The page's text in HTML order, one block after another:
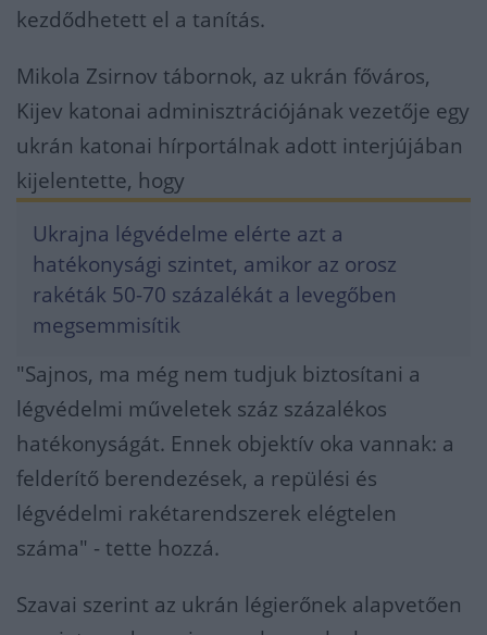
kezdődhetett el a tanítás.
Mikola Zsirnov tábornok, az ukrán főváros,
Kijev katonai adminisztrációjának vezetője egy
ukrán katonai hírportálnak adott interjújában
kijelentette, hogy
Ukrajna légvédelme elérte azt a
hatékonysági szintet, amikor az orosz
rakéták 50-70 százalékát a levegőben
megsemmisítik
"Sajnos, ma még nem tudjuk biztosítani a
légvédelmi műveletek száz százalékos
hatékonyságát. Ennek objektív oka vannak: a
felderítő berendezések, a repülési és
légvédelmi rakétarendszerek elégtelen
száma" - tette hozzá.
Szavai szerint az ukrán légierőnek alapvetően